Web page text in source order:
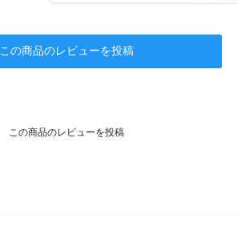
この商品のレビューを投稿
この商品のレビューを投稿